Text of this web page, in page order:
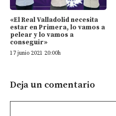
«El Real Valladolid necesita
estar en Primera, lo vamos a
pelear y lo vamos a
conseguir»
17 junio 2021 20:00h
Deja un comentario